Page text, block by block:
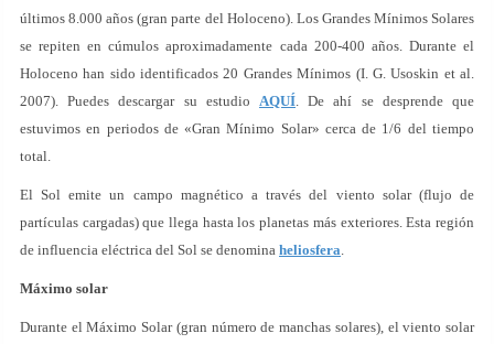
últimos 8.000 años (gran parte del Holoceno). Los Grandes Mínimos Solares
se repiten en cúmulos aproximadamente cada 200-400 años. Durante el
Holoceno han sido identificados 20 Grandes Mínimos (I. G. Usoskin et al.
2007). Puedes descargar su estudio AQUÍ. De ahí se desprende que
estuvimos en periodos de «Gran Mínimo Solar» cerca de 1/6 del tiempo
total.
El Sol emite un campo magnético a través del viento solar (flujo de
partículas cargadas) que llega hasta los planetas más exteriores. Esta región
de influencia eléctrica del Sol se denomina heliosfera.
Máximo solar
Durante el Máximo Solar (gran número de manchas solares), el viento solar